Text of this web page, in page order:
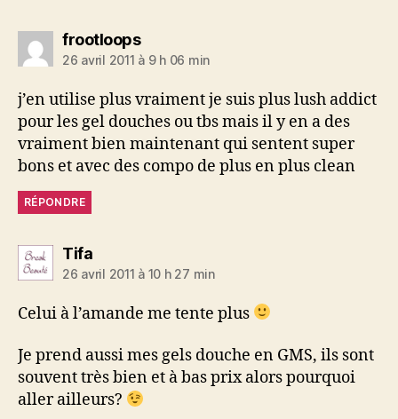
frootloopsdit :
26 avril 2011 à 9 h 06 min
j’en utilise plus vraiment je suis plus lush addict
pour les gel douches ou tbs mais il y en a des
vraiment bien maintenant qui sentent super
bons et avec des compo de plus en plus clean
RÉPONDRE
Tifadit :
26 avril 2011 à 10 h 27 min
Celui à l’amande me tente plus
Je prend aussi mes gels douche en GMS, ils sont
souvent très bien et à bas prix alors pourquoi
aller ailleurs?